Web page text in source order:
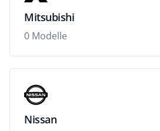
Mitsubishi
0 Modelle
Nissan